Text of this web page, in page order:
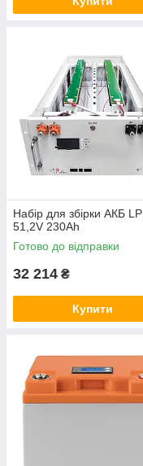
Набір для збірки АКБ LP
51,2V 230Ah
Готово до відправки
32 214 ₴
Купити